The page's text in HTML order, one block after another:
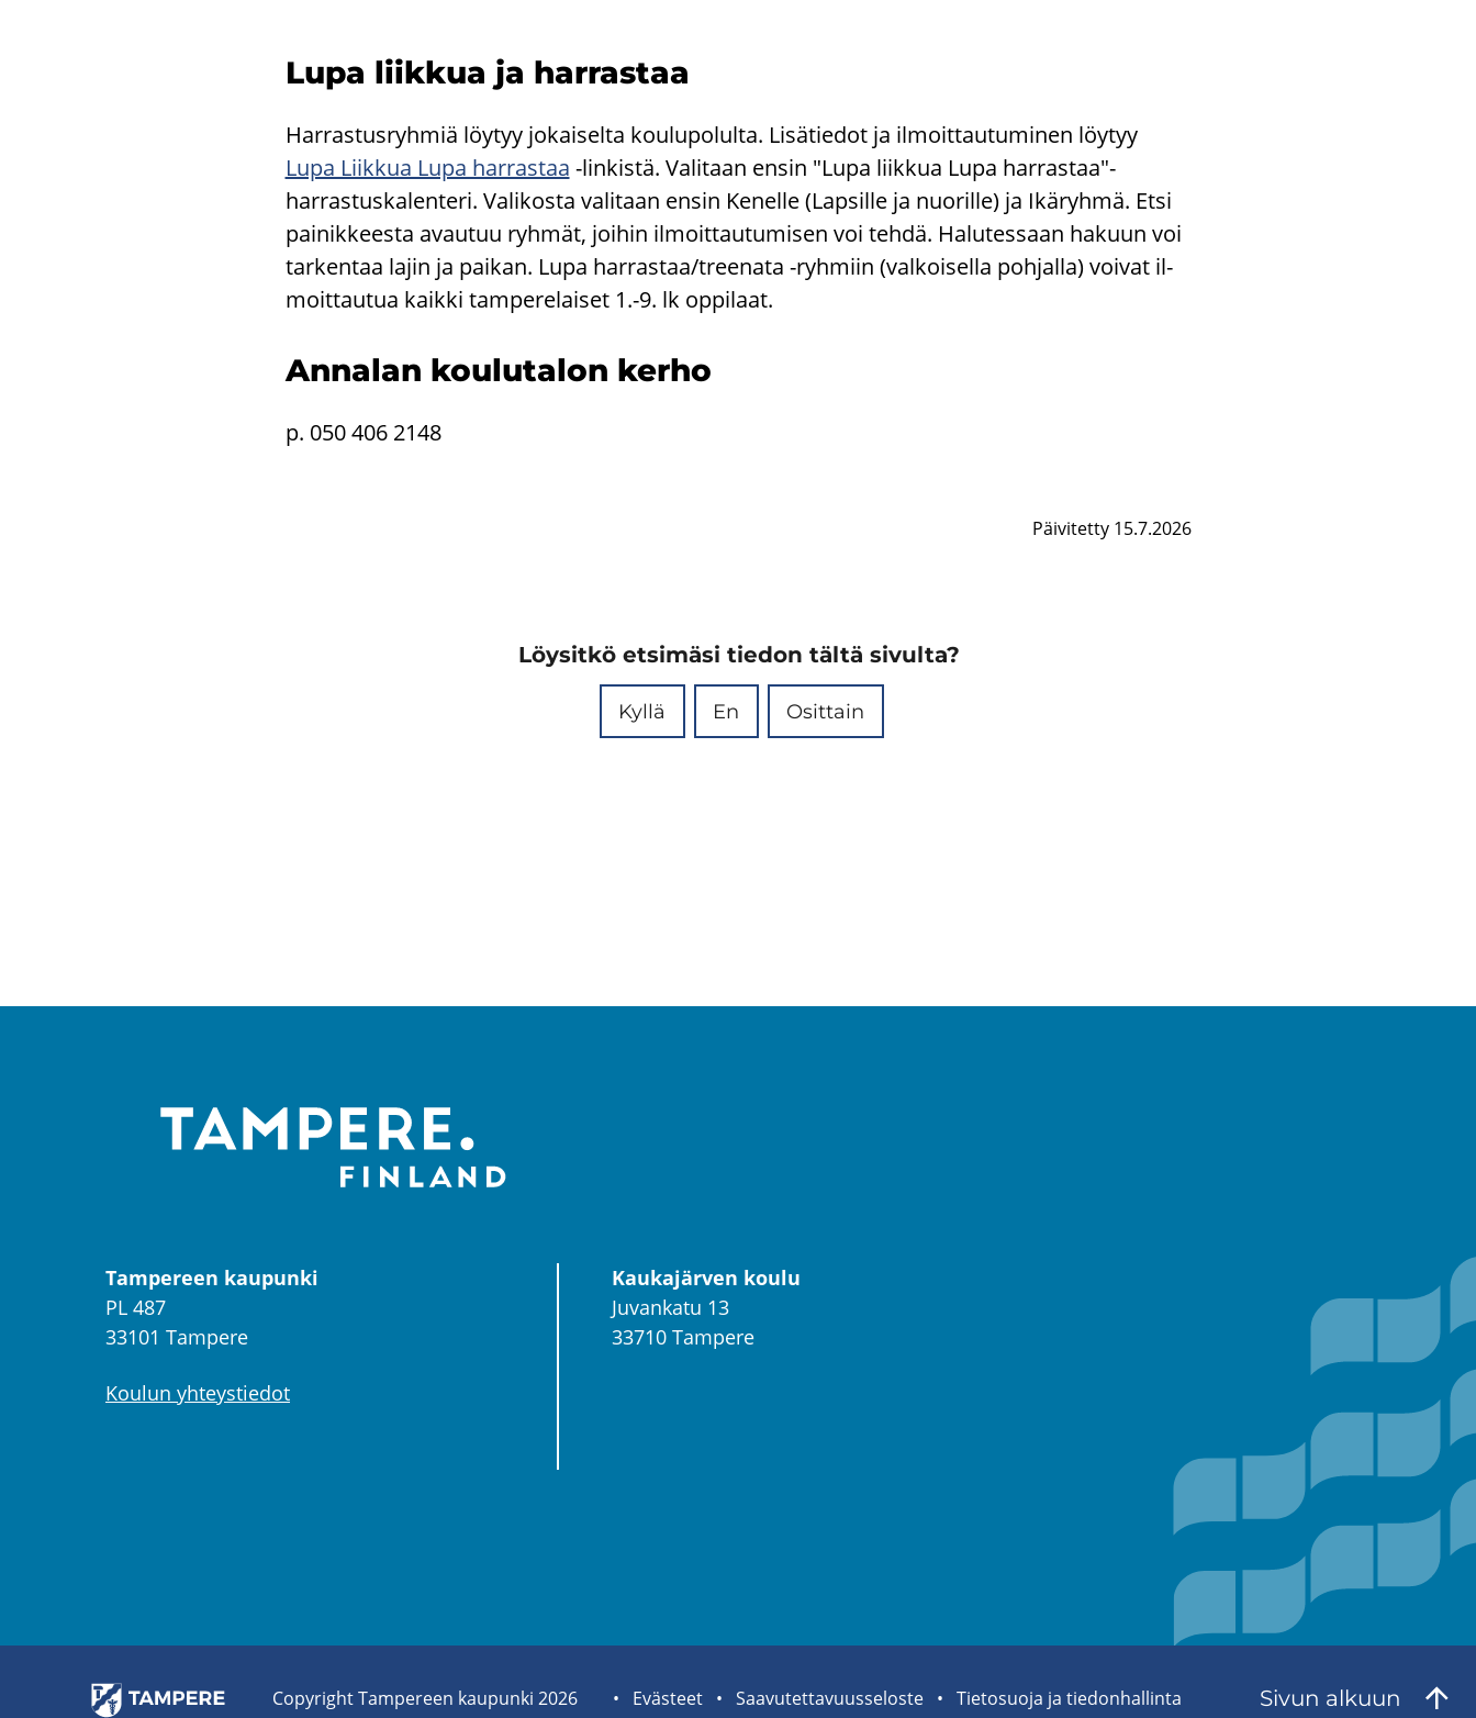
Lupa liik­kua ja har­ras­taa
Har­ras­tus­ryh­miä löy­tyy jo­kai­sel­ta kou­lu­po­lul­ta. Li­sä­tie­dot ja il­moit­tau­tu­mi­nen löy­tyy
Lupa Liik­kua Lupa har­ras­taa -​linkistä. Va­li­taan ensin "Lupa liik­kua Lupa har­ras­taa"-​
harrastuskalenteri. Va­li­kos­ta va­li­taan ensin Ke­nel­le (Lap­sil­le ja nuo­ril­le) ja Ikä­ryh­mä. Etsi
pai­nik­kees­ta avau­tuu ryh­mät, joi­hin il­moit­tau­tu­mi­sen voi tehdä. Ha­lu­tes­saan ha­kuun voi
tar­ken­taa lajin ja pai­kan. Lupa har­ras­taa/tree­na­ta -​ryhmiin (val­koi­sel­la poh­jal­la) voi­vat il­
moit­tau­tua kaik­ki tam­pe­re­lai­set 1.-9. lk op­pi­laat.
An­na­lan kou­lu­ta­lon kerho
p. 050 406 2148
Päivitetty 15.7.2026
Löysitkö etsimäsi tiedon tältä sivulta?
Kyllä En Osittain
Tampereen kaupunki
PL 487
33101 Tampere
Koulun yhteystiedot
Kaukajärven koulu
Juvankatu 13
33710 Tampere
Co­py­right Tam­pe­reen kau­pun­ki 2026 Sivuston
Eväs­teet Saa­vu­tet­ta­vuus­se­los­te Tie­to­suo­ja ja tie­don­hal­lin­ta Sivun al­kuun